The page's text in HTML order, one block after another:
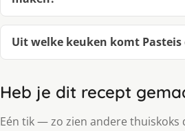
Uit welke keuken komt Pasteis
Heb je dit recept
Eén tik — zo zien andere thuiskoks